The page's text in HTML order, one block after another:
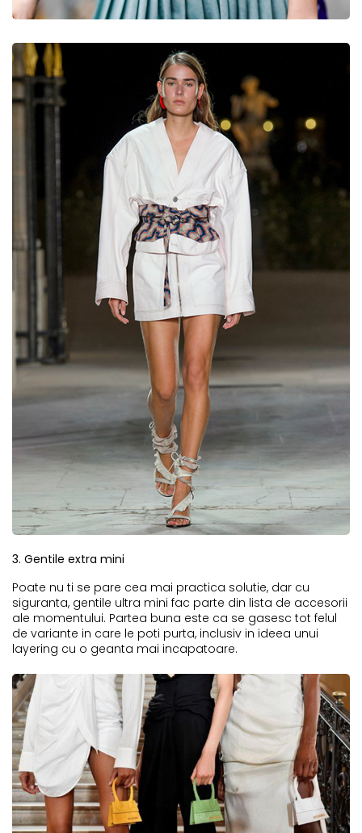
3. Gentile extra mini
Poate nu ti se pare cea mai practica solutie, dar cu
siguranta, gentile ultra mini fac parte din lista de accesorii
ale momentului. Partea buna este ca se gasesc tot felul
de variante in care le poti purta, inclusiv in ideea unui
layering cu o geanta mai incapatoare.